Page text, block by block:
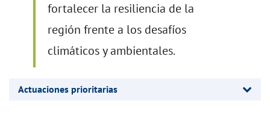
fortalecer la resiliencia de la
región frente a los desafíos
climáticos y ambientales.
Actuaciones prioritarias